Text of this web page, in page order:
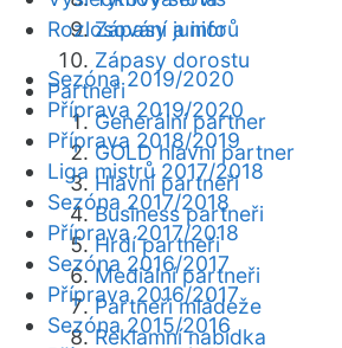
Zápasy juniorů
Zápasy dorostu
Partneři
Generální partner
GOLD hlavní partner
Hlavní partneři
Business partneři
Hrdí partneři
Mediální partneři
Partneři mládeže
Reklamní nabídka
Rozlosování a info
Sezóna 2019/2020
Příprava 2019/2020
Příprava 2018/2019
Liga mistrů 2017/2018
Sezóna 2017/2018
Příprava 2017/2018
Sezóna 2016/2017
Příprava 2016/2017
Sezóna 2015/2016